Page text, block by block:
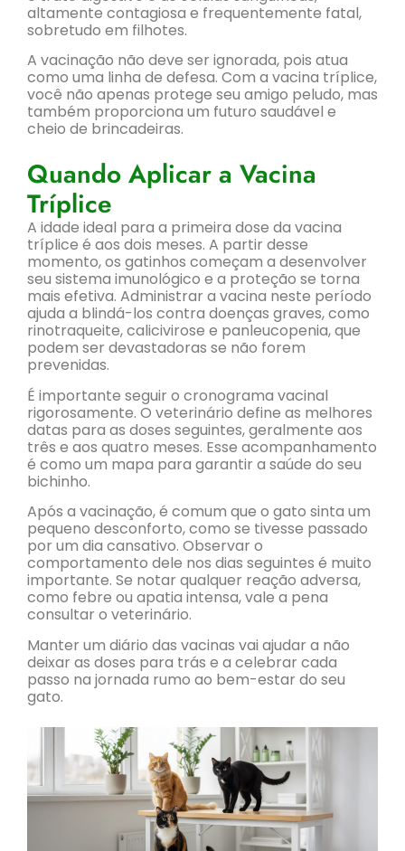
altamente contagiosa e frequentemente fatal,
sobretudo em filhotes.
A vacinação não deve ser ignorada, pois atua
como uma linha de defesa. Com a vacina tríplice,
você não apenas protege seu amigo peludo, mas
também proporciona um futuro saudável e
cheio de brincadeiras.
Quando Aplicar a Vacina
Tríplice
A idade ideal para a primeira dose da vacina
tríplice é aos dois meses. A partir desse
momento, os gatinhos começam a desenvolver
seu sistema imunológico e a proteção se torna
mais efetiva. Administrar a vacina neste período
ajuda a blindá-los contra doenças graves, como
rinotraqueite, calicivirose e panleucopenia, que
podem ser devastadoras se não forem
prevenidas.
É importante seguir o cronograma vacinal
rigorosamente. O veterinário define as melhores
datas para as doses seguintes, geralmente aos
três e aos quatro meses. Esse acompanhamento
é como um mapa para garantir a saúde do seu
bichinho.
Após a vacinação, é comum que o gato sinta um
pequeno desconforto, como se tivesse passado
por um dia cansativo. Observar o
comportamento dele nos dias seguintes é muito
importante. Se notar qualquer reação adversa,
como febre ou apatia intensa, vale a pena
consultar o veterinário.
Manter um diário das vacinas vai ajudar a não
deixar as doses para trás e a celebrar cada
passo na jornada rumo ao bem-estar do seu
gato.